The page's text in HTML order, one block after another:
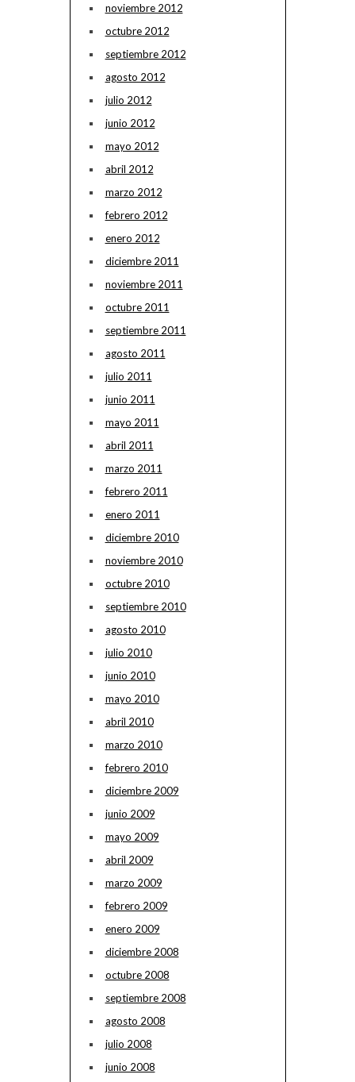
noviembre 2012
octubre 2012
septiembre 2012
agosto 2012
julio 2012
junio 2012
mayo 2012
abril 2012
marzo 2012
febrero 2012
enero 2012
diciembre 2011
noviembre 2011
octubre 2011
septiembre 2011
agosto 2011
julio 2011
junio 2011
mayo 2011
abril 2011
marzo 2011
febrero 2011
enero 2011
diciembre 2010
noviembre 2010
octubre 2010
septiembre 2010
agosto 2010
julio 2010
junio 2010
mayo 2010
abril 2010
marzo 2010
febrero 2010
diciembre 2009
junio 2009
mayo 2009
abril 2009
marzo 2009
febrero 2009
enero 2009
diciembre 2008
octubre 2008
septiembre 2008
agosto 2008
julio 2008
junio 2008